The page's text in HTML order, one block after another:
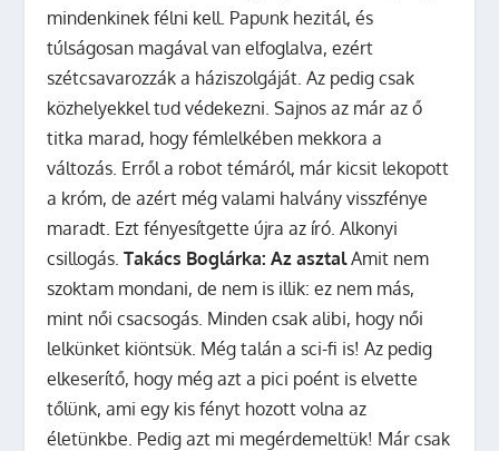
mindenkinek félni kell. Papunk hezitál, és
túlságosan magával van elfoglalva, ezért
szétcsavarozzák a háziszolgáját. Az pedig csak
közhelyekkel tud védekezni. Sajnos az már az ő
titka marad, hogy fémlelkében mekkora a
változás. Erről a robot témáról, már kicsit lekopott
a króm, de azért még valami halvány visszfénye
maradt. Ezt fényesítgette újra az író. Alkonyi
csillogás.Takács Boglárka: Az asztalAmit nem
szoktam mondani, de nem is illik: ez nem más,
mint női csacsogás. Minden csak alibi, hogy női
lelkünket kiöntsük. Még talán a sci-fi is! Az pedig
elkeserítő, hogy még azt a pici poént is elvette
tőlünk, ami egy kis fényt hozott volna az
életünkbe. Pedig azt mi megérdemeltük! Már csak